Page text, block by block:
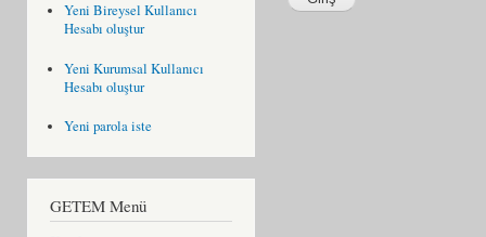
Yeni Bireysel Kullanıcı
Hesabı oluştur
Yeni Kurumsal Kullanıcı
Hesabı oluştur
Yeni parola iste
GETEM Menü